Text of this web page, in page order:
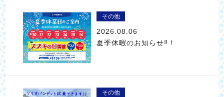
その他
2026.08.06
夏季休暇のお知らせ‼！
その他